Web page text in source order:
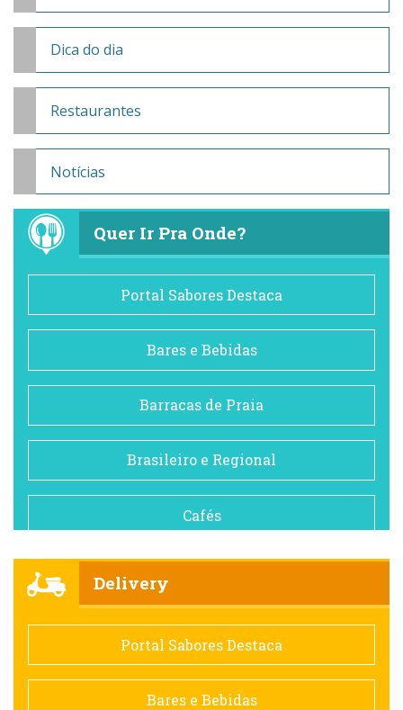
Dica do dia
Restaurantes
Notícias
Quer Ir Pra Onde?
Portal Sabores Destaca
Bares e Bebidas
Barracas de Praia
Brasileiro e Regional
Cafés
Comida saudável
Contemporânea
Delivery
Portal Sabores Destaca
Bares e Bebidas